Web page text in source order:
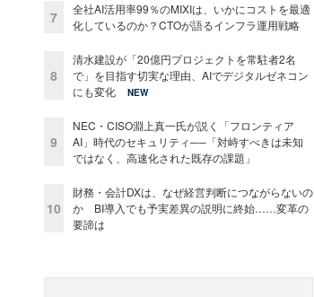
7
全社AI活用率99％のMIXIは、いかにコストを最適
化しているのか？CTOが語るインフラ運用戦略
8
清水建設が「20億円プロジェクトを常駐者2名
で」を目指す切実な理由、AIでデジタルゼネコン
にも変化
NEW
9
NEC・CISO淵上真一氏が説く「フロンティア
AI」時代のセキュリティ──「対峙すべきは未知
ではなく、高速化された既存の課題」
10
財務・会計DXは、なぜ経営判断につながらないの
か BI導入でも予実差異の説明に終始……変革の
要諦は